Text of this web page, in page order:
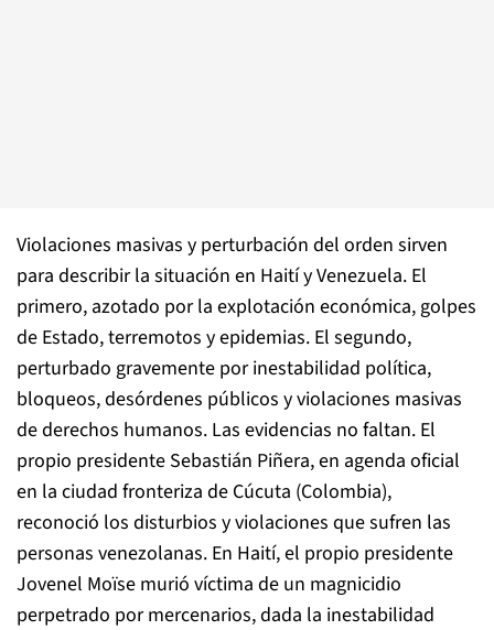
Violaciones masivas y perturbación del orden sirven
para describir la situación en Haití y Venezuela. El
primero, azotado por la explotación económica, golpes
de Estado, terremotos y epidemias. El segundo,
perturbado gravemente por inestabilidad política,
bloqueos, desórdenes públicos y violaciones masivas
de derechos humanos. Las evidencias no faltan. El
propio presidente Sebastián Piñera, en agenda oficial
en la ciudad fronteriza de Cúcuta (Colombia),
reconoció los disturbios y violaciones que sufren las
personas venezolanas. En Haití, el propio presidente
Jovenel Moïse murió víctima de un magnicidio
perpetrado por mercenarios, dada la inestabilidad